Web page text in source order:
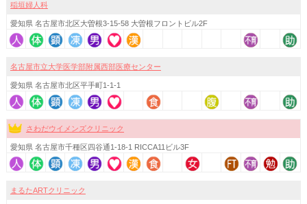
稲垣婦人科
愛知県 名古屋市北区大曽根3-15-58 大曽根フロントビル2F
名古屋市立大学医学部附属西部医療センター
愛知県 名古屋市北区平手町1-1-1
さわだウイメンズクリニック
愛知県 名古屋市千種区四谷通1-18-1 RICCA11ビル3F
まるたARTクリニック